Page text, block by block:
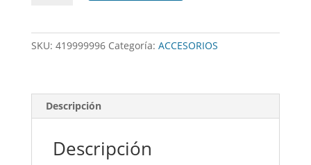
SKU: 419999996 Categoría: ACCESORIOS
Descripción
Descripción